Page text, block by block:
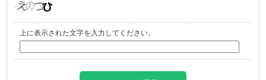
上に表示された文字を入力してください。